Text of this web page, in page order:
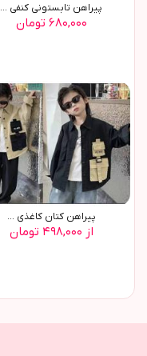
پيراهن تابستوني کنفي ...
۶۸۰,۰۰۰ تومان
پیراهن کتان کاغذی ...
از ۴۹۸,۰۰۰ تومان